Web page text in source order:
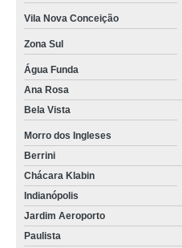
Vila Nova Conceição
Zona Sul
Água Funda
Ana Rosa
Bela Vista
Morro dos Ingleses
Berrini
Chácara Klabin
Indianópolis
Jardim Aeroporto
Paulista